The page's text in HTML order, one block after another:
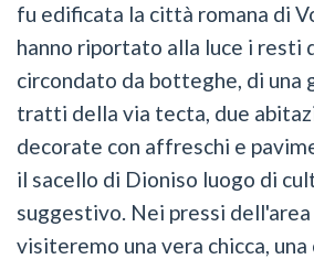
fu edificata la città romana di
hanno riportato alla luce i resti
circondato da botteghe, di una
tratti della via tecta, due
decorate con affreschi e
il sacello di Dioniso luogo di
suggestivo. Nei pressi
visiteremo una vera chicca,